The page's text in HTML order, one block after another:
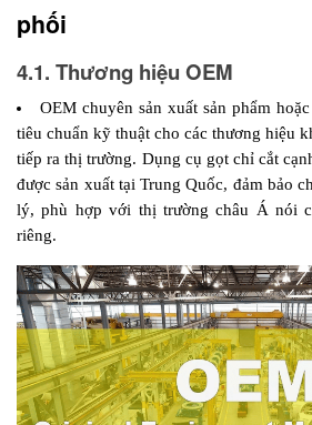
phối
4.1. Thương hiệu OEM
OEM chuyên sản xuất sản phẩm
tiêu chuẩn kỹ thuật cho các thương hiệu
tiếp ra thị trường. Dụng cụ gọt chỉ cắt
được sản xuất tại Trung Quốc, đảm bảo
lý, phù hợp với thị trường châu Á nói
riêng.